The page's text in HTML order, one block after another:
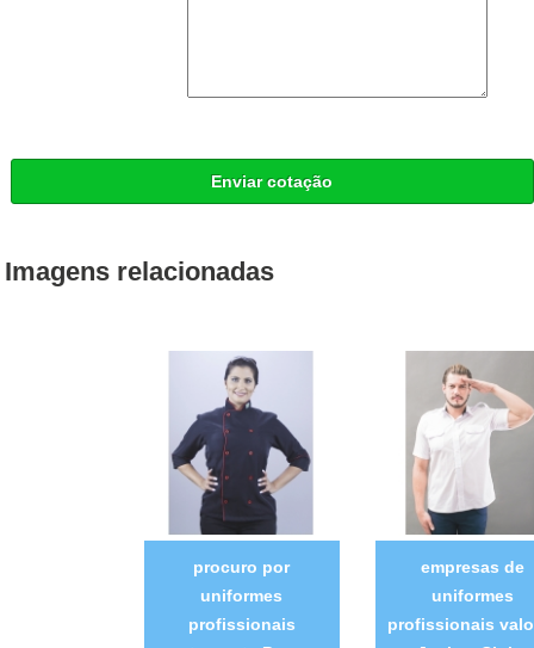
Enviar cotação
Imagens relacionadas
procuro por
uniformes
profissionais
empresas de
uniformes
profissionais